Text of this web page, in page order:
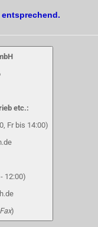
etc.:
Fr bis 14:00)
12:00)
)